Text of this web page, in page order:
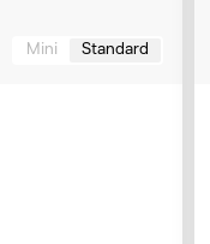
Mini Standard